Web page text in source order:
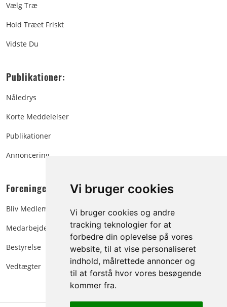
Vi bruger cookies
Vi bruger cookies og andre
tracking teknologier for at
forbedre din oplevelse på vores
website, til at vise personaliseret
indhold, målrettede annoncer og
til at forstå hvor vores besøgende
kommer fra.
Vælg Træ
Hold Træet Friskt
Vidste Du
Publikationer:
Nåledrys
Korte Meddelelser
Publikationer
Annoncering
Foreningen:
Bliv Medlem
Medarbejdere
Bestyrelse
Vedtægter